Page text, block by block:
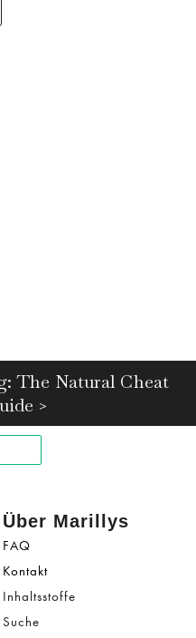
The Natural Cheat
>
Über Marillys
FAQ
Kontakt
Inhaltsstoffe
Suche